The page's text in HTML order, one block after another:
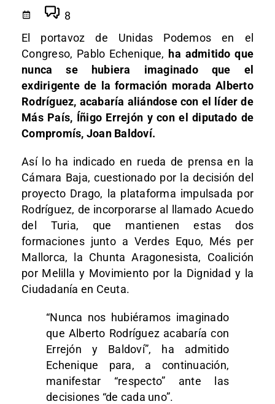
8
El portavoz de Unidas Podemos en el
Congreso, Pablo Echenique, ha admitido que
nunca se hubiera imaginado que el
exdirigente de la formación morada Alberto
Rodríguez, acabaría aliándose con el líder de
Más País, Íñigo Errejón y con el diputado de
Compromís, Joan Baldoví.
Así lo ha indicado en rueda de prensa en la
Cámara Baja, cuestionado por la decisión del
proyecto Drago, la plataforma impulsada por
Rodríguez, de incorporarse al llamado Acuedo
del Turia, que mantienen estas dos
formaciones junto a Verdes Equo, Més per
Mallorca, la Chunta Aragonesista, Coalición
por Melilla y Movimiento por la Dignidad y la
Ciudadanía en Ceuta.
“Nunca nos hubiéramos imaginado
que Alberto Rodríguez acabaría con
Errejón y Baldoví”, ha admitido
Echenique para, a continuación,
manifestar “respecto” ante las
decisiones “de cada uno”.